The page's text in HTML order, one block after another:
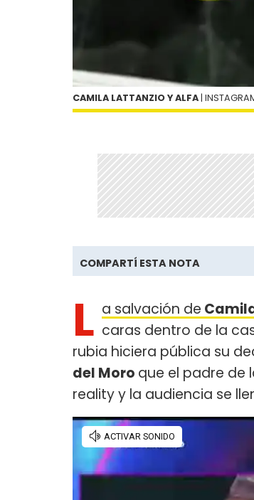
CAMILA LATTANZIO Y ALFA |
COMPARTÍ ESTA NOTA
L a salvación de
caras dentro de la
rubia hiciera pública su
del Moro que el padre de
reality y la audiencia se